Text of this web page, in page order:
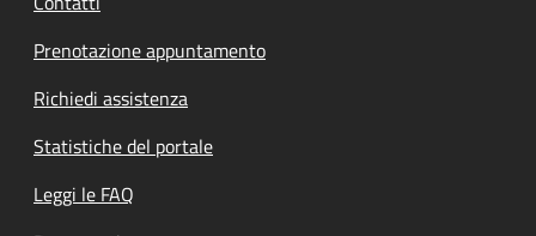
Prenotazione appuntamento
Richiedi assistenza
Statistiche del portale
Leggi le FAQ